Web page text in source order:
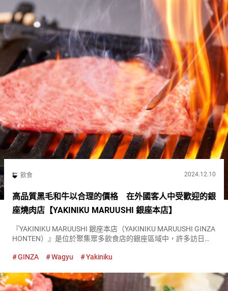
飲食 2024.12.10
高品質黑毛和牛以合理的價格 在外國客人中受歡迎的銀
座燒肉店【YAKINIKU MARUUSHI 銀座本店】
『YAKINIKU MARUUSHI 銀座本店（YAKINIKU MARUUSHI GINZA
HONTEN）』是位於聚集眾多飲食店的銀座區域中，許多訪日外
MARUUSHI 銀座...
GINZA Wagyu Yakiniku